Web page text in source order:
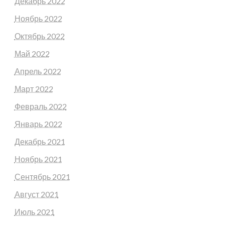
Ноябрь 2022
Октябрь 2022
Май 2022
Апрель 2022
Март 2022
Февраль 2022
Январь 2022
Декабрь 2021
Ноябрь 2021
Сентябрь 2021
Август 2021
Июль 2021